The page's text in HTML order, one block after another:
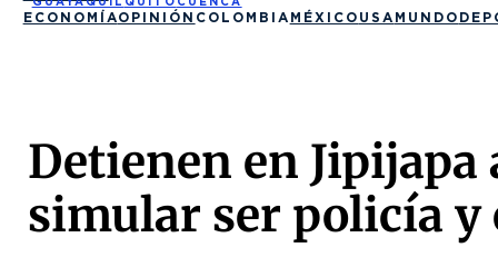
ECONOMÍAOPINIÓN COLOMBIA MÉXICO USA MUNDO
Detienen en Jipijapa
simular ser policía y